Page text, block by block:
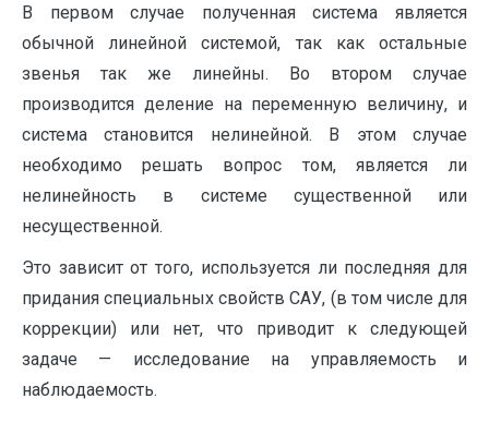
В первом случае полученная система является
обычной линейной системой, так как остальные
звенья так же линейны. Во втором случае
производится деление на переменную величину, и
система становится нелинейной. В этом случае
необходимо решать вопрос том, является ли
нелинейность в системе существенной или
несущественной.
Это зависит от того, используется ли последняя для
придания специальных свойств САУ, (в том числе для
коррекции) или нет, что приводит к следующей
задаче — исследование на управляемость и
наблюдаемость.